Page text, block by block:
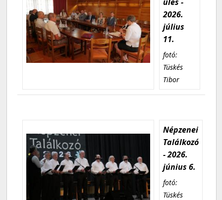
2026.
július
11.
fotó:
Tüskés
Tibor
Népzenei
Találkozó
- 2026.
június 6.
fotó:
Tüskés